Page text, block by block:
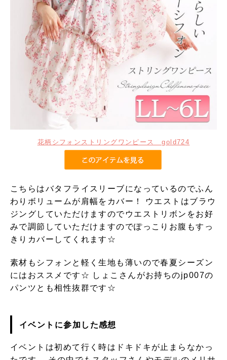
花柄シフォンストリングワンピース gold724
こちらはバタフライスリーブになっているのでふん
わりボリュームが肩幅をカバー！ ウエストはブラウ
ジングしていただけますのでウエストリボンをお好
みで調節していただけますのでぽっこりお腹もすっ
きりカバーしてくれます☆
素材もシフォンと軽く生地も薄いので春夏シーズン
にはおススメです☆ しょこさんがお持ちのjp007の
パンツとも相性抜群です☆
イベントに参加した感想
イベントは初めて行く時はドキドキが止まらなかっ